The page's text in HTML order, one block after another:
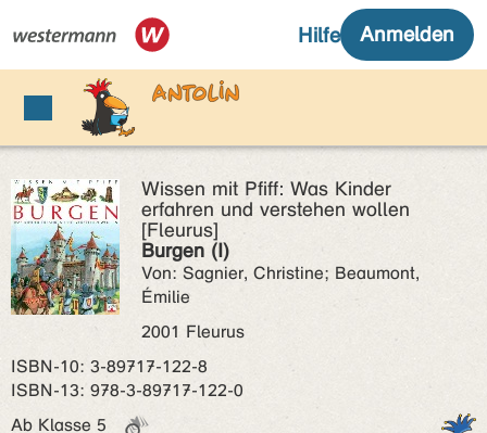
Wissen mit Pfiff: Was Kinder
erfahren und verstehen wollen
[Fleurus]
Burgen (I)
Von: Sagnier, Christine; Beaumont,
Émilie
2001 Fleurus
ISBN‑10: 3-89717-122-8
ISBN‑13: 978-3-89717-122-0
Ab Klasse 5